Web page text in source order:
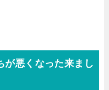
が悪くなった来まし